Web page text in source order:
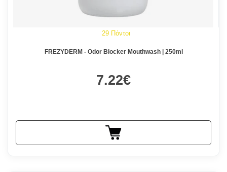
29 Πόντοι
FREZYDERM - Odor Blocker Mouthwash | 250ml
7.22€